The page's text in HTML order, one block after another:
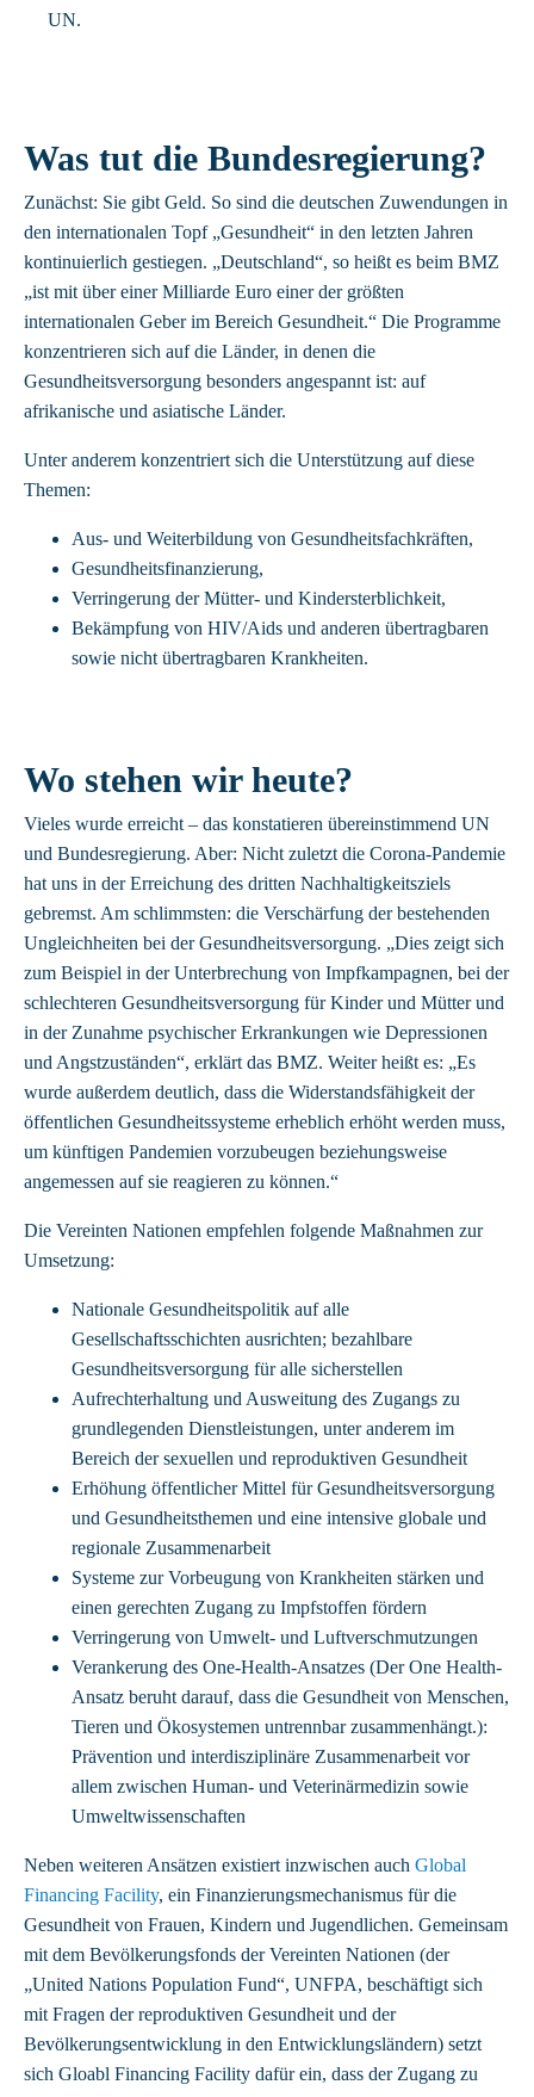
UN.
Was tut die Bundesregierung?
Zunächst: Sie gibt Geld. So sind die deutschen Zuwendungen in
den internationalen Topf „Gesundheit“ in den letzten Jahren
kontinuierlich gestiegen. „Deutschland“, so heißt es beim BMZ
„ist mit über einer Milliarde Euro einer der größten
internationalen Geber im Bereich Gesundheit.“ Die Programme
konzentrieren sich auf die Länder, in denen die
Gesundheitsversorgung besonders angespannt ist: auf
afrikanische und asiatische Länder.
Unter anderem konzentriert sich die Unterstützung auf diese
Themen:
Aus- und Weiterbildung von Gesundheitsfachkräften,
Gesundheitsfinanzierung,
Verringerung der Mütter- und Kindersterblichkeit,
Bekämpfung von HIV/Aids und anderen übertragbaren
sowie nicht übertragbaren Krankheiten.
Wo stehen wir heute?
Vieles wurde erreicht – das konstatieren übereinstimmend UN
und Bundesregierung. Aber: Nicht zuletzt die Corona-Pandemie
hat uns in der Erreichung des dritten Nachhaltigkeitsziels
gebremst. Am schlimmsten: die Verschärfung der bestehenden
Ungleichheiten bei der Gesundheitsversorgung. „Dies zeigt sich
zum Beispiel in der Unterbrechung von Impfkampagnen, bei der
schlechteren Gesundheitsversorgung für Kinder und Mütter und
in der Zunahme psychischer Erkrankungen wie Depressionen
und Angstzuständen“, erklärt das BMZ. Weiter heißt es: „Es
wurde außerdem deutlich, dass die Widerstandsfähigkeit der
öffentlichen Gesundheitssysteme erheblich erhöht werden muss,
um künftigen Pandemien vorzubeugen beziehungsweise
angemessen auf sie reagieren zu können.“
Die Vereinten Nationen empfehlen folgende Maßnahmen zur
Umsetzung:
Nationale Gesundheitspolitik auf alle
Gesellschaftsschichten ausrichten; bezahlbare
Gesundheitsversorgung für alle sicherstellen
Aufrechterhaltung und Ausweitung des Zugangs zu
grundlegenden Dienstleistungen, unter anderem im
Bereich der sexuellen und reproduktiven Gesundheit
Erhöhung öffentlicher Mittel für Gesundheitsversorgung
und Gesundheitsthemen und eine intensive globale und
regionale Zusammenarbeit
Systeme zur Vorbeugung von Krankheiten stärken und
einen gerechten Zugang zu Impfstoffen fördern
Verringerung von Umwelt- und Luftverschmutzungen
Verankerung des One-Health-Ansatzes⁠ (Der One Health-
Ansatz beruht darauf, dass die Gesundheit von Menschen,
Tieren und Ökosystemen untrennbar zusammenhängt.):
Prävention und interdisziplinäre Zusammenarbeit vor
allem zwischen Human- und Veterinärmedizin sowie
Umweltwissenschaften
Neben weiteren Ansätzen existiert inzwischen auch Global
Financing Facility, ein Finanzierungsmechanismus für die
Gesundheit von Frauen, Kindern und Jugendlichen. Gemeinsam
mit dem Bevölkerungsfonds der Vereinten Nationen (der
„United Nations Population Fund“, UNFPA, beschäftigt sich
mit Fragen der reproduktiven Gesundheit und der
Bevölkerungsentwicklung in den Entwicklungsländern) setzt
sich Gloabl Financing Facility dafür ein, dass der Zugang zu